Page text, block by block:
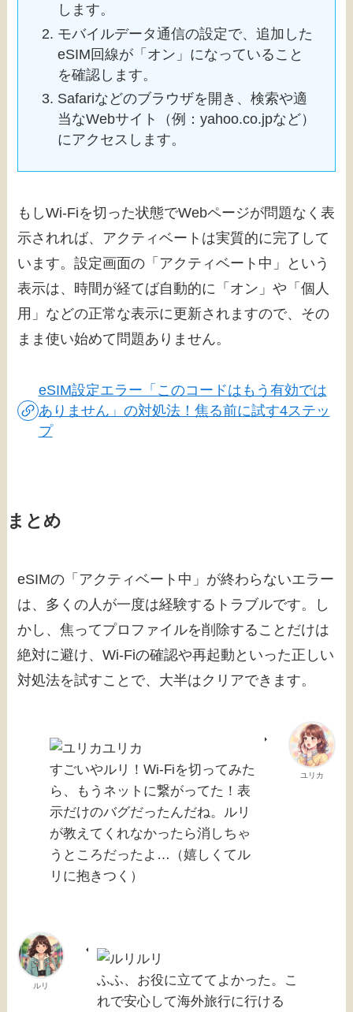
します。
モバイルデータ通信の設定で、追加した
eSIM回線が「オン」になっていること
を確認します。
Safariなどのブラウザを開き、検索や適
当なWebサイト（例：yahoo.co.jpなど）
にアクセスします。
もしWi-Fiを切った状態でWebページが問題なく表
示されれば、アクティベートは実質的に完了して
います。設定画面の「アクティベート中」という
表示は、時間が経てば自動的に「オン」や「個人
用」などの正常な表示に更新されますので、その
まま使い始めて問題ありません。
eSIM設定エラー「このコードはもう有効では
ありません」の対処法！焦る前に試す4ステッ
プ
まとめ
eSIMの「アクティベート中」が終わらないエラー
は、多くの人が一度は経験するトラブルです。し
かし、焦ってプロファイルを削除することだけは
絶対に避け、Wi-Fiの確認や再起動といった正しい
対処法を試すことで、大半はクリアできます。
ユリカ
ユリカ
すごいやルリ！Wi-Fiを切ってみた
ら、もうネットに繋がってた！表
示だけのバグだったんだね。ルリ
が教えてくれなかったら消しちゃ
うところだったよ…（嬉しくてル
リに抱きつく）
ルリ
ルリ
ふふ、お役に立ててよかった。こ
れで安心して海外旅行に行ける